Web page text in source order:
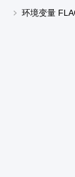
环境变量